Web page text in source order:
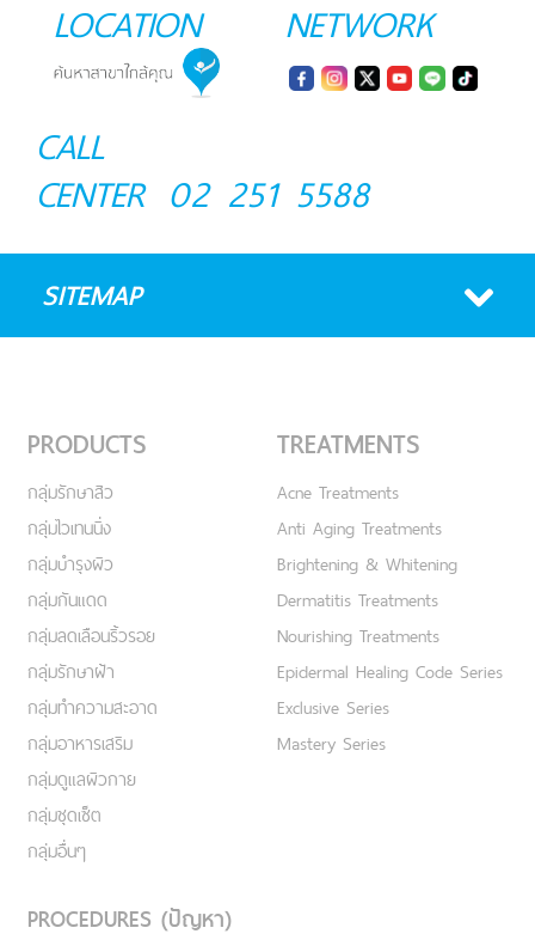
LOCATION
NETWORK
CALL
CENTER 02 251 5588
SITEMAP
PRODUCTS
กลุ่มรักษาสิว
กลุ่มไวเทนนิ่ง
กลุ่มบำรุงผิว
กลุ่มกันแดด
กลุ่มลดเลือนริ้วรอย
กลุ่มรักษาฝ้า
กลุ่มทำความสะอาด
กลุ่มอาหารเสริม
กลุ่มดูแลผิวกาย
กลุ่มชุดเซ็ต
กลุ่มอื่นๆ
TREATMENTS
Acne Treatments
Anti Aging Treatments
Brightening & Whitening
Dermatitis Treatments
Nourishing Treatments
Epidermal Healing Code Series
Exclusive Series
Mastery Series
PROCEDURES (ปัญหา)